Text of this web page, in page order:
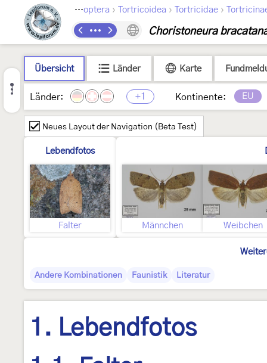
Lepidoptera › Tortricoidea › Tortricidae ›
Choristoneura
Übersicht Länder Karte
Länder: +1 Kontinente: EU
Neues Layout der Navigation (Beta Test)
Lebendfotos
Falter Männchen Weibchen
Andere Kombinationen Faunistik Literatur
1. Lebendfotos